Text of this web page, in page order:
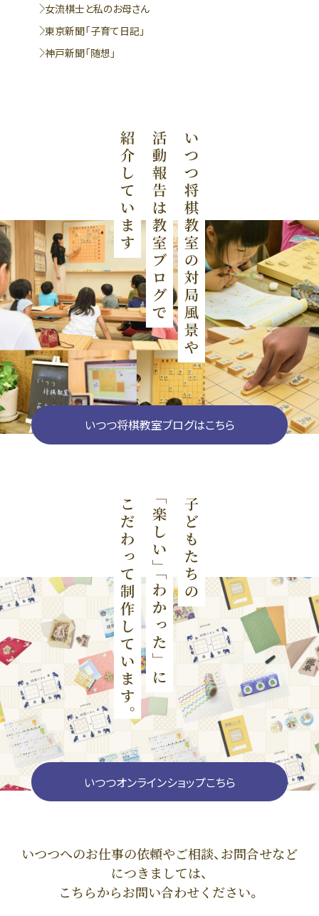
女流棋士と私のお母さん
東京新聞「子育て日記」
神戸新聞「随想」
いつつ将棋教室ブログはこちら
いつつオンラインショップこちら
いつつへのお仕事の依頼やご相談、お問合せなど
につきましては、
こちらからお問い合わせください。